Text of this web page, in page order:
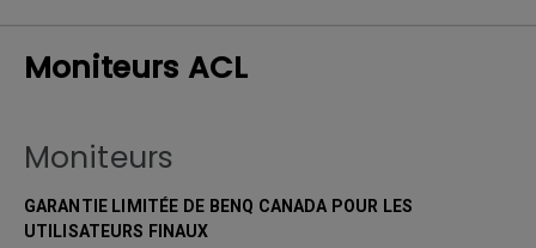
Moniteurs ACL
Moniteurs
GARANTIE LIMITÉE DE BENQ CANADA POUR LES
UTILISATEURS FINAUX